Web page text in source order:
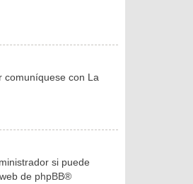
comuníquese con La
si puede
de phpBB®